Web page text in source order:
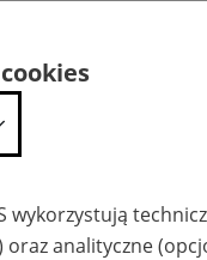
wykorzystują
oraz analityczne